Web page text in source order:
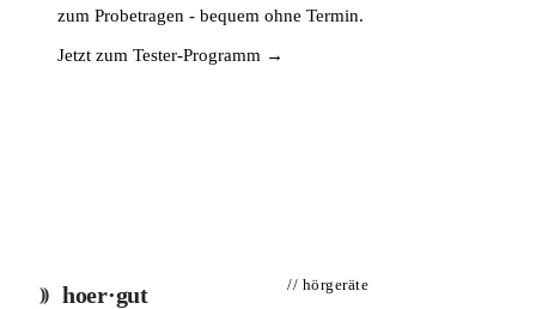
zum Probetragen - bequem ohne Termin.
Jetzt zum Tester-Programm →
hoer·gut // hörgeräte